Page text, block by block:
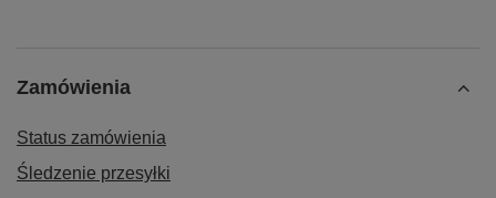
Zamówienia
Status zamówienia
Śledzenie przesyłki